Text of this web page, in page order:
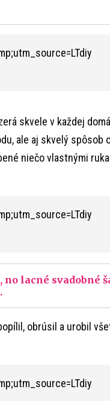
skvele v každej
ale aj skvelý spôsob
niečo vlastnými
lacné svadobné
obrúsil a urobil